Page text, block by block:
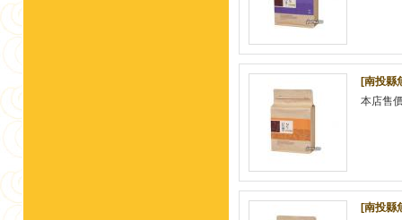
[南投縣
本店售
[南投縣